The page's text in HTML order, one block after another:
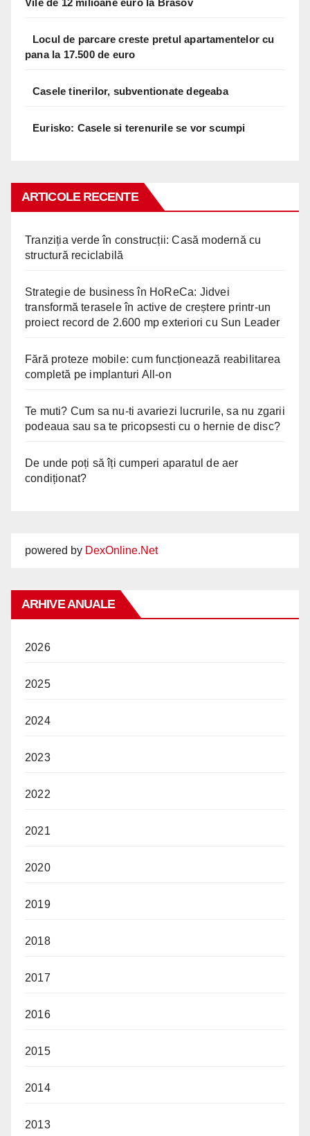
Locul de parcare creste pretul apartamentelor cu
pana la 17.500 de euro
Casele tinerilor, subventionate degeaba
Eurisko: Casele si terenurile se vor scumpi
ARTICOLE RECENTE
Tranziția verde în construcții: Casă modernă cu
structură reciclabilă
Strategie de business în HoReCa: Jidvei
transformă terasele în active de creștere printr-un
proiect record de 2.600 mp exteriori cu Sun Leader
Fără proteze mobile: cum funcționează reabilitarea
completă pe implanturi All-on
Te muti? Cum sa nu-ti avariezi lucrurile, sa nu zgarii
podeaua sau sa te pricopsesti cu o hernie de disc?
De unde poți să îți cumperi aparatul de aer
condiționat?
powered by DexOnline.Net
ARHIVE ANUALE
2026
2025
2024
2023
2022
2021
2020
2019
2018
2017
2016
2015
2014
2013